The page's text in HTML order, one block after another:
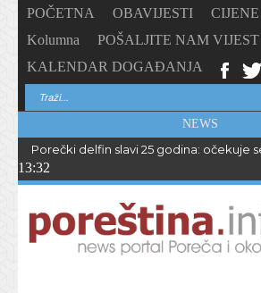
POČETNA OBAVIJESTI
Kolumna
POŠALJITE NAM VIJEST
KALENDAR DOGAĐANJA
NEWS
Porečki delfin slavi 25 godina: očekuje
13:32